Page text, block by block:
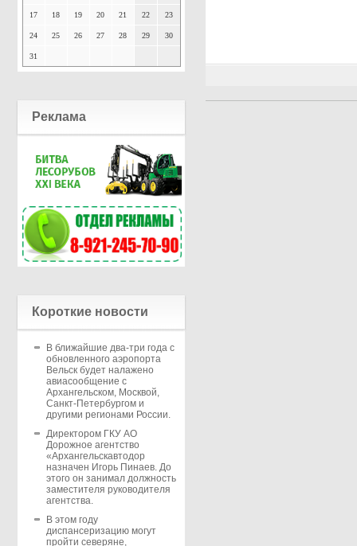
17 18 19 20 21 22 23
24 25 26 27 28 29 30
31
Реклама
Короткие новости
В ближайшие два-три года с
обновленного аэропорта
Вельск будет налажено
авиасообщение с
Архангельском, Москвой,
Санкт-Петербургом и
другими регионами России.
Директором ГКУ АО
Дорожное агентство
«Архангельскавтодор
назначен Игорь Пинаев. До
этого он занимал должность
заместителя руководителя
агентства.
В этом году
диспансеризацию могут
пройти северяне,